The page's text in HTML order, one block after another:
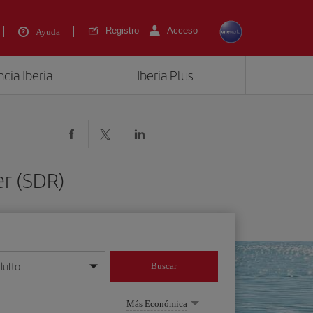
Ayuda Registro Acceso
Iberia Iberia Plus
(SDR)
mes/año
Buscar
Más Económica